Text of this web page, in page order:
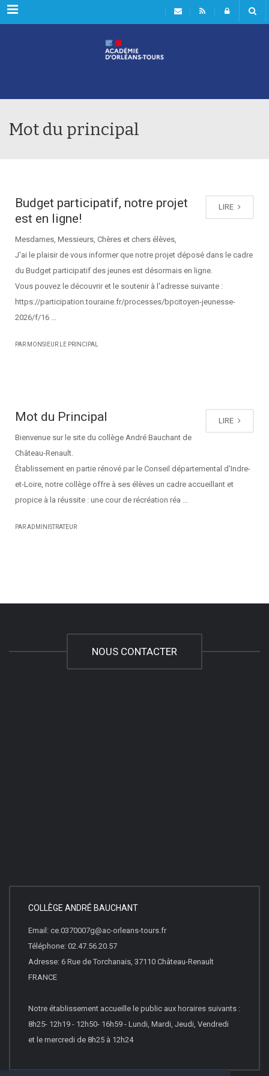
Rubriques
Mot du principal
LIRE
Budget participatif, notre projet
est en ligne!
Mesdames, Messieurs, Chères et chers élèves,
J'ai le plaisir de vous informer que notre projet déposé dans le cadre
du Budget participatif des jeunes est désormais en ligne.
Vous pouvez le découvrir et le soutenir à l'adresse suivante :
https://participation.touraine.fr/processes/bpcitoyen-jeunesse-
2026/f/16 ...
PAR MONSIEUR LE PRINCIPAL
LIRE
Mot du Principal
Bienvenue sur le site du collège André Bauchant de
Château-Renault.
Établissement en partie rénové par le Conseil départemental d'Indre-
et-Loire, notre collège offre à ses élèves un cadre accueillant et
propice à la réussite : une cour de récréation réa ...
PAR ADMINISTRATEUR
NOUS CONTACTER
COLLÈGE ANDRÉ BAUCHANT
Email: ce.0370007g@ac-orleans-tours.fr
Téléphone: 02.47.56.20.57
Adresse: 6 Rue de Torchanais, 37110 Château-Renault
FRANCE
Notre établissement accueille le public aux horaires suivants :
8h25- 12h19 - 12h50- 16h59 - Lundi, Mardi, Jeudi, Vendredi
et le mercredi de 8h25 à 12h24